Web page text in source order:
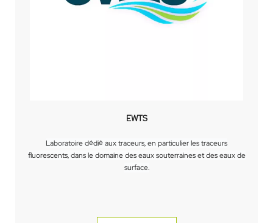
EWTS
Laboratoire dédié aux traceurs, en particulier les traceurs
fluorescents, dans le domaine des eaux souterraines et des eaux de
surface.